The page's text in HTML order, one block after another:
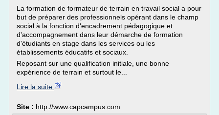
La formation de formateur de terrain en travail social a pour
but de préparer des professionnels opérant dans le champ
social à la fonction d'encadrement pédagogique et
d'accompagnement dans leur démarche de formation
d'étudiants en stage dans les services ou les
établissements éducatifs et sociaux.
Reposant sur une qualification initiale, une bonne
expérience de terrain et surtout le...
Lire la suite
Site : http://www.capcampus.com